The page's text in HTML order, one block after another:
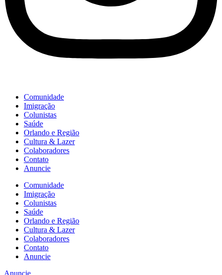
Comunidade
Imigração
Colunistas
Saúde
Orlando e Região
Cultura & Lazer
Colaboradores
Contato
Anuncie
Comunidade
Imigração
Colunistas
Saúde
Orlando e Região
Cultura & Lazer
Colaboradores
Contato
Anuncie